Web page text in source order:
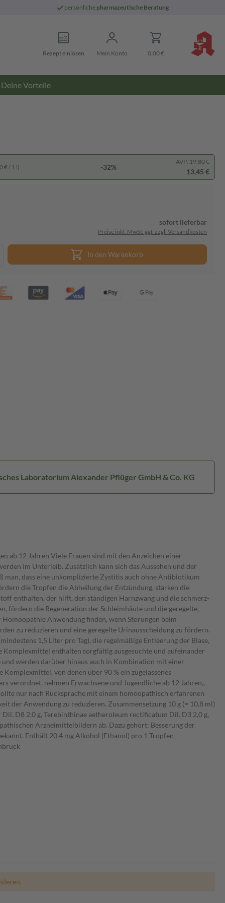
persönliche pharmazeutische Beratung
Rezept einlösen Mein Konto 0,00 €
Deine Vorteile
€ / 1 l) -32%
AVP: 19,80 €
13,45 €
sofort lieferbar
Preise inkl. MwSt. ggf. zzgl. Versandkosten
In den Warenkorb
Laboratorium Alexander Pflüger GmbH & Co. KG
ab 12 Jahren Viele Frauen sind mit den Anzeichen einer
im Unterleib. Zusätzlich kann sich das Aussehen und der
man, dass eine unkomplizierte Zystitis auch ohne Antibiotikum
die Tropfen die Abheilung der Entzündung, stärken die
enthalten, der hilft, den ständigen Harnzwang und die schmerz-
fördern die Regeneration der Schleimhäute und die geregelte,
Anwendung finden, wenn Störungen beim
zu reduzieren und eine geregelte Urinausscheidung zu fördern.
1,5 Liter pro Tag), die regelmäßige Entleerung der Blase,
enthalten sorgfältig ausgesuchte und aufeinander
werden darüber hinaus auch in Kombination mit einer
von denen über 90 % ein zugelassenes
verordnet, nehmen Erwachsene und Jugendliche ab 12 Jahren,,
nur nach Rücksprache mit einem homöopathisch erfahrenen
der Anwendung zu reduzieren. Zusammensetzung 10 g (= 10,8 ml)
D8 2,0 g, Terebinthinae aetheroleum rectificatum Dil. D3 2,0 g,
Arzneimittelbildern ab. Dazu gehört: Besserung der
Enthält 20,4 mg Alkohol (Ethanol) pro 1 Tropfen